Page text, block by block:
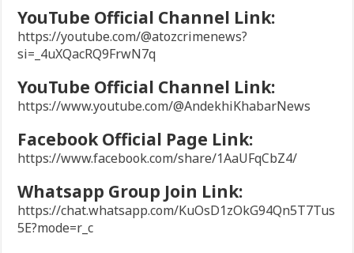
YouTube Official Channel Link:
https://youtube.com/@atozcrimenews?
si=_4uXQacRQ9FrwN7q
YouTube Official Channel Link:
https://www.youtube.com/@AndekhiKhabarNews
Facebook Official Page Link:
https://www.facebook.com/share/1AaUFqCbZ4/
Whatsapp Group Join Link:
https://chat.whatsapp.com/KuOsD1zOkG94Qn5T7Tus
5E?mode=r_c